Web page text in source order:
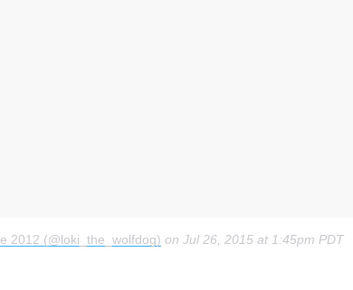
2012 (@loki_the_wolfdog) on Jul 26, 2015 at 1:45pm PDT